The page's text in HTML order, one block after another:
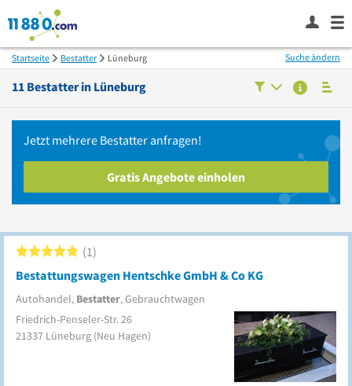
Startseite Bestatter Lüneburg
11 Bestatter in Lüneburg
Suche ändern
Jetzt mehrere Bestatter anfragen!
Gratis Angebote einholen
Bestattungswagen Hentschke GmbH & Co KG
Autohandel, Bestatter, Gebrauchtwagen
1
Friedrich-Penseler-Str. 26
21337 Lüneburg (Neu Hagen)